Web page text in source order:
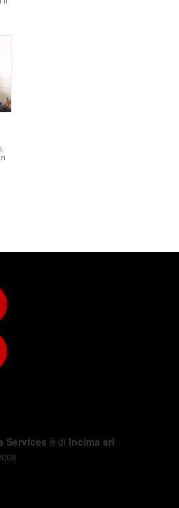
Services è di Incima srl